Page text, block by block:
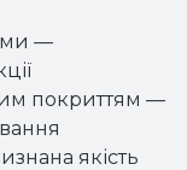
—
покриттям —
якість